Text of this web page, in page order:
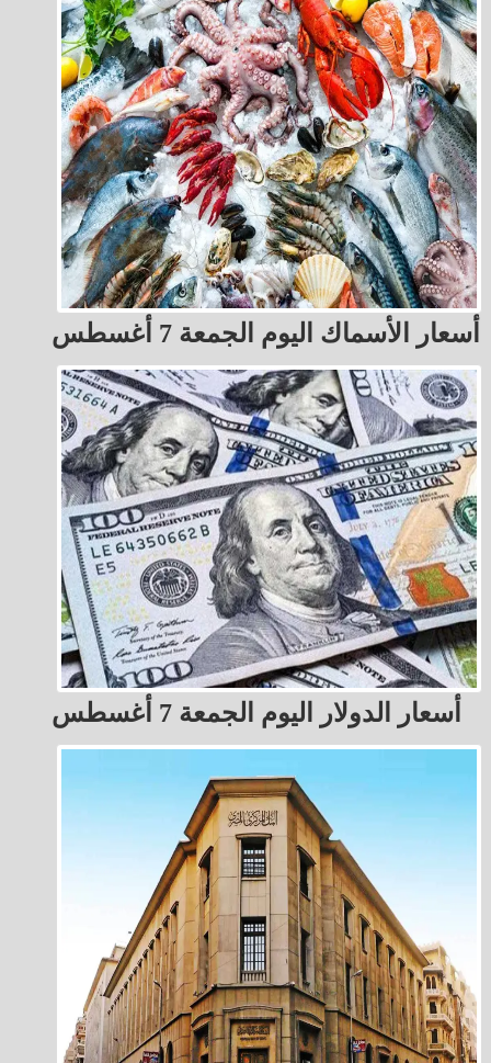
أسعار الأسماك اليوم الجمعة 7 أغسطس
أسعار الدولار اليوم الجمعة 7 أغسطس